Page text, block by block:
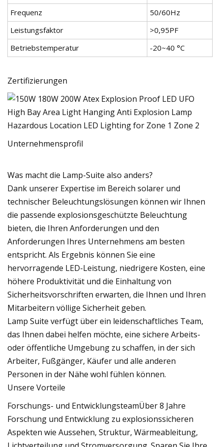
Frequenz
50/60Hz
Leistungsfaktor
>0,95PF
Betriebstemperatur
-20~40 °C
Zertifizierungen
Unternehmensprofil
Was macht die Lamp-Suite also anders?
Dank unserer Expertise im Bereich solarer und
technischer Beleuchtungslösungen können wir Ihnen
die passende explosionsgeschützte Beleuchtung
bieten, die Ihren Anforderungen und den
Anforderungen Ihres Unternehmens am besten
entspricht. Als Ergebnis können Sie eine
hervorragende LED-Leistung, niedrigere Kosten, eine
höhere Produktivität und die Einhaltung von
Sicherheitsvorschriften erwarten, die Ihnen und Ihren
Mitarbeitern völlige Sicherheit geben.
Lamp Suite verfügt über ein leidenschaftliches Team,
das Ihnen dabei helfen möchte, eine sichere Arbeits-
oder öffentliche Umgebung zu schaffen, in der sich
Arbeiter, Fußgänger, Käufer und alle anderen
Personen in der Nähe wohl fühlen können.
Unsere Vorteile
Forschungs- und EntwicklungsteamÜber 8 Jahre
Forschung und Entwicklung zu explosionssicheren
Aspekten wie Aussehen, Struktur, Wärmeableitung,